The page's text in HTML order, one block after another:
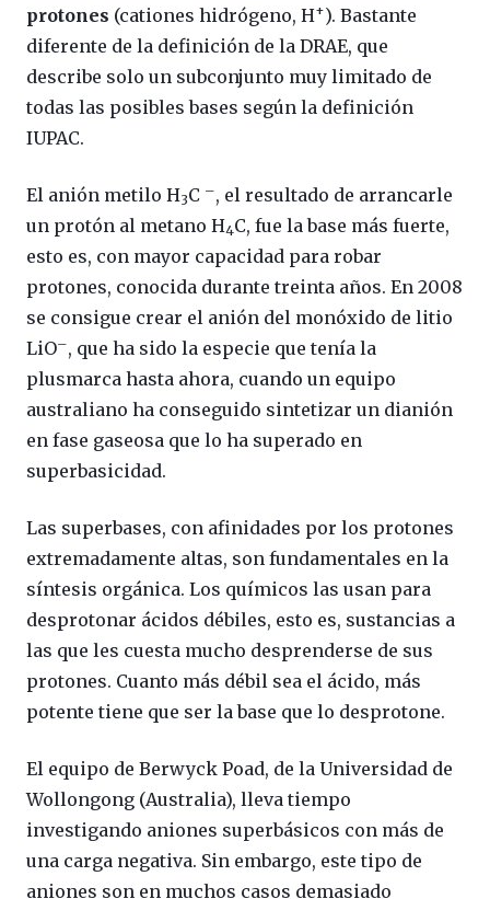
protones (cationes hidrógeno, H+). Bastante
diferente de la definición de la DRAE, que
describe solo un subconjunto muy limitado de
todas las posibles bases según la definición
IUPAC.
El anión metilo H3C –, el resultado de arrancarle
un protón al metano H4C, fue la base más fuerte,
esto es, con mayor capacidad para robar
protones, conocida durante treinta años. En 2008
se consigue crear el anión del monóxido de litio
LiO–, que ha sido la especie que tenía la
plusmarca hasta ahora, cuando un equipo
australiano ha conseguido sintetizar un dianión
en fase gaseosa que lo ha superado en
superbasicidad.
Las superbases, con afinidades por los protones
extremadamente altas, son fundamentales en la
síntesis orgánica. Los químicos las usan para
desprotonar ácidos débiles, esto es, sustancias a
las que les cuesta mucho desprenderse de sus
protones. Cuanto más débil sea el ácido, más
potente tiene que ser la base que lo desprotone.
El equipo de Berwyck Poad, de la Universidad de
Wollongong (Australia), lleva tiempo
investigando aniones superbásicos con más de
una carga negativa. Sin embargo, este tipo de
aniones son en muchos casos demasiado